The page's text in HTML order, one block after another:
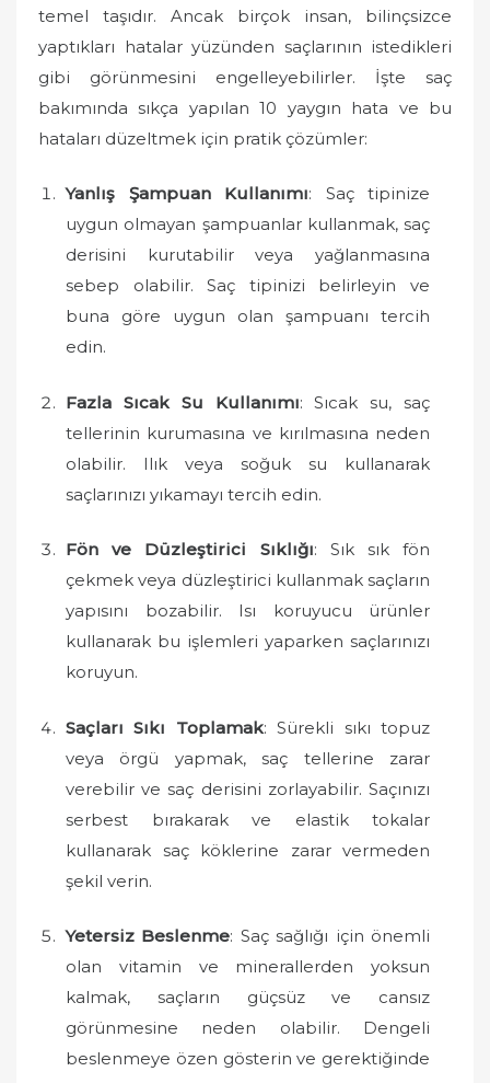
temel taşıdır. Ancak birçok insan, bilinçsizce
yaptıkları hatalar yüzünden saçlarının istedikleri
gibi görünmesini engelleyebilirler. İşte saç
bakımında sıkça yapılan 10 yaygın hata ve bu
hataları düzeltmek için pratik çözümler:
Yanlış Şampuan Kullanımı: Saç tipinize
uygun olmayan şampuanlar kullanmak, saç
derisini kurutabilir veya yağlanmasına
sebep olabilir. Saç tipinizi belirleyin ve
buna göre uygun olan şampuanı tercih
edin.
Fazla Sıcak Su Kullanımı: Sıcak su, saç
tellerinin kurumasına ve kırılmasına neden
olabilir. Ilık veya soğuk su kullanarak
saçlarınızı yıkamayı tercih edin.
Fön ve Düzleştirici Sıklığı: Sık sık fön
çekmek veya düzleştirici kullanmak saçların
yapısını bozabilir. Isı koruyucu ürünler
kullanarak bu işlemleri yaparken saçlarınızı
koruyun.
Saçları Sıkı Toplamak: Sürekli sıkı topuz
veya örgü yapmak, saç tellerine zarar
verebilir ve saç derisini zorlayabilir. Saçınızı
serbest bırakarak ve elastik tokalar
kullanarak saç köklerine zarar vermeden
şekil verin.
Yetersiz Beslenme: Saç sağlığı için önemli
olan vitamin ve minerallerden yoksun
kalmak, saçların güçsüz ve cansız
görünmesine neden olabilir. Dengeli
beslenmeye özen gösterin ve gerektiğinde